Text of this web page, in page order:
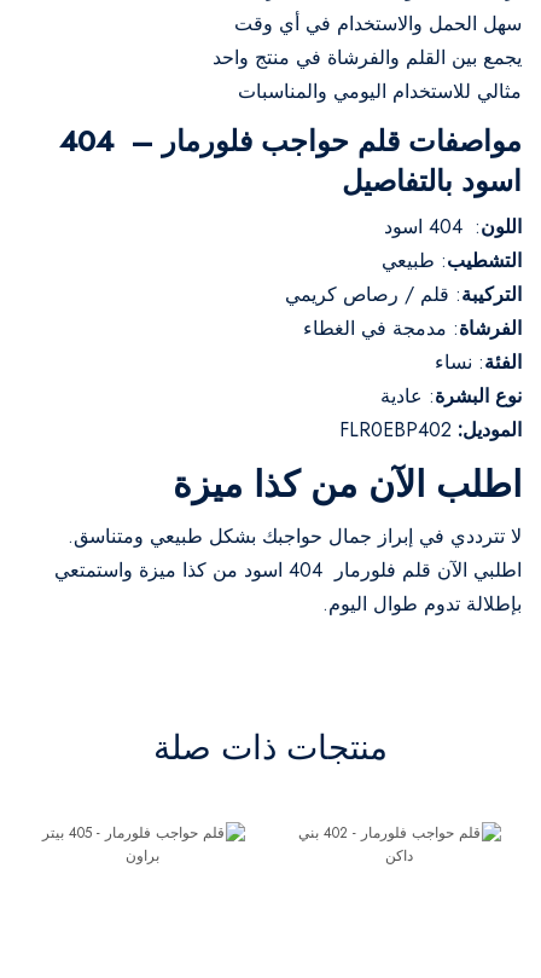
سهل الحمل والاستخدام في أي وقت
يجمع بين القلم والفرشاة في منتج واحد
مثالي للاستخدام اليومي والمناسبات
مواصفات قلم حواجب فلورمار – 404
اسود بالتفاصيل
اللون: 404 اسود
التشطيب: طبيعي
التركيبة: قلم / رصاص كريمي
الفرشاة: مدمجة في الغطاء
الفئة: نساء
نوع البشرة: عادية
الموديل: FLR0EBP402
اطلب الآن من كذا ميزة
لا تترددي في إبراز جمال حواجبك بشكل طبيعي ومتناسق.
اطلبي الآن قلم فلورمار 404 اسود من كذا ميزة واستمتعي
بإطلالة تدوم طوال اليوم.
منتجات ذات صلة